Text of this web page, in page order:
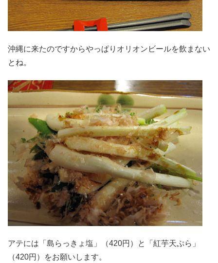
沖縄に来たのですからやっぱりオリオンビールを飲まない
とね。
アテには「島らっきょ塩」（420円）と「紅芋天ぷら」
（420円）をお願いします。